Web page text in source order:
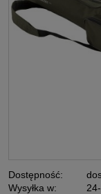
Dostępność:
Wysyłka w: